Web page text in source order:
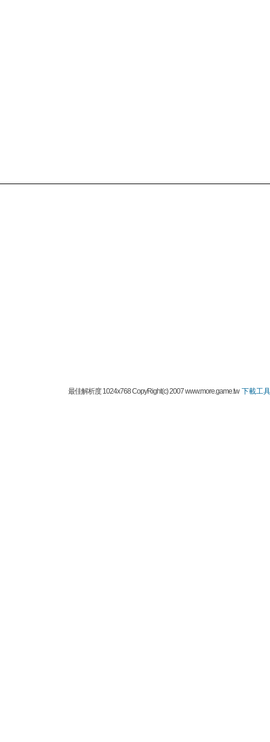
最佳解析度 1024x768 CopyRight(c) 2007 www.more.game.tw下載工